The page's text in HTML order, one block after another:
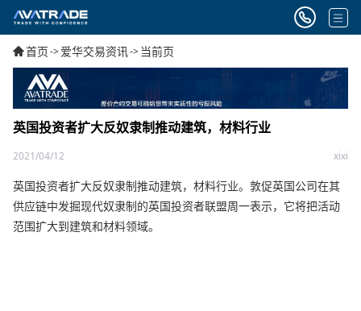
首页->爱华交易资讯-> 当前页
英国投资者扩大反奴隶制推动建筑，材料行业
2021/04/12 xixi
英国投资者扩大反奴隶制推动建筑，材料行业。敦促英国公司在其
供应链中发掘现代奴隶制的英国投资者联盟周一表示，它将把活动
范围扩大到建筑和材料领域。